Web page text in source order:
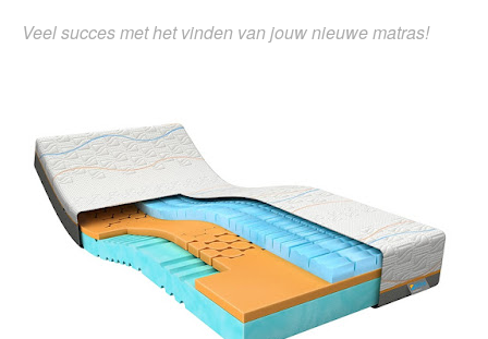
Veel succes met het vinden van jouw nieuwe matras!